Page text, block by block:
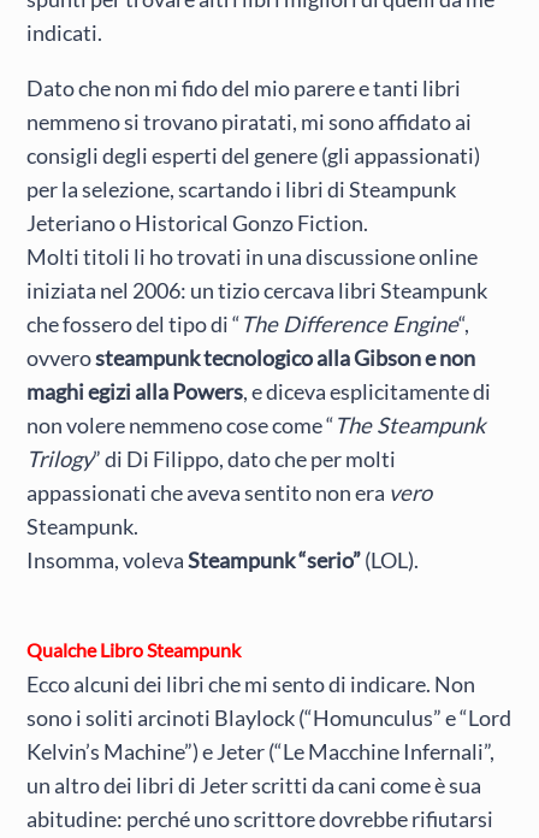
indicati.
Dato che non mi fido del mio parere e tanti libri
nemmeno si trovano piratati, mi sono affidato ai
consigli degli esperti del genere (gli appassionati)
per la selezione, scartando i libri di Steampunk
Jeteriano o Historical Gonzo Fiction.
Molti titoli li ho trovati in una discussione online
iniziata nel 2006: un tizio cercava libri Steampunk
che fossero del tipo di “The Difference Engine“,
ovverosteampunk tecnologico alla Gibson e non
maghi egizi alla Powers, e diceva esplicitamente di
non volere nemmeno cose come “The Steampunk
Trilogy” di Di Filippo, dato che per molti
appassionati che aveva sentito non era vero
Steampunk.
Insomma, volevaSteampunk “serio”(LOL).
Qualche Libro Steampunk
Ecco alcuni dei libri che mi sento di indicare. Non
sono i soliti arcinoti Blaylock (“Homunculus” e “Lord
Kelvin’s Machine”) e Jeter (“Le Macchine Infernali”,
un altro dei libri di Jeter scritti da cani come è sua
abitudine: perché uno scrittore dovrebbe rifiutarsi